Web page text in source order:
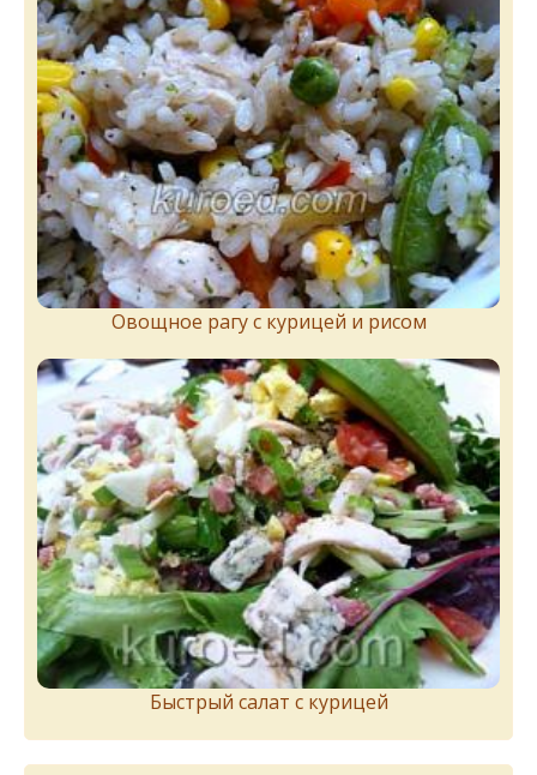
Овощное рагу с курицей и рисом
Быстрый салат с курицей